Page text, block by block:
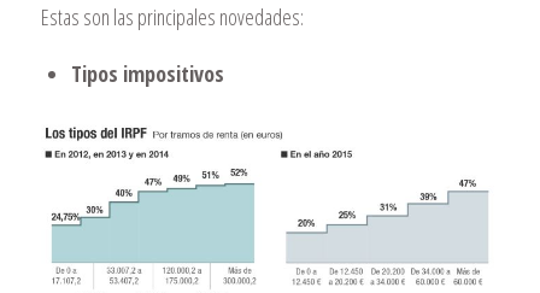
Estas son las principales novedades:
Tipos impositivos